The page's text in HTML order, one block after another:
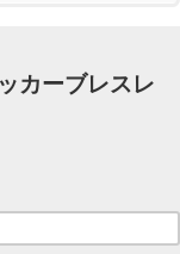
カーブレスレ